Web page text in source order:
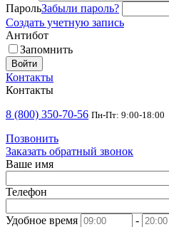
ПарольЗабыли пароль?
Создать учетную запись
Антибот
Запомнить
Войти
Контакты
Контакты
8 (800) 350-70-56 Пн-Пт: 9:00-18:00
Позвонить
Заказать обратный звонок
Ваше имя
Телефон
Удобное время
-